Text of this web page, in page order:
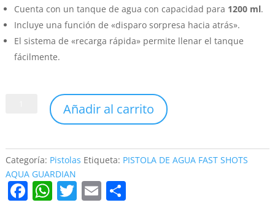
Cuenta con un tanque de agua con capacidad para 1200 ml.
Incluye una función de «disparo sorpresa hacia atrás».
El sistema de «recarga rápida» permite llenar el tanque
fácilmente.
SHOTS
AQUA
GUARDIAN
cantidad
Añadir al carrito
Categoría: Pistolas Etiqueta: PISTOLA DE AGUA FAST SHOTS
AQUA GUARDIAN
F W T E C